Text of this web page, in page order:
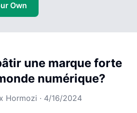
Own
une marque forte
numérique?
Hormozi · 4/16/2024